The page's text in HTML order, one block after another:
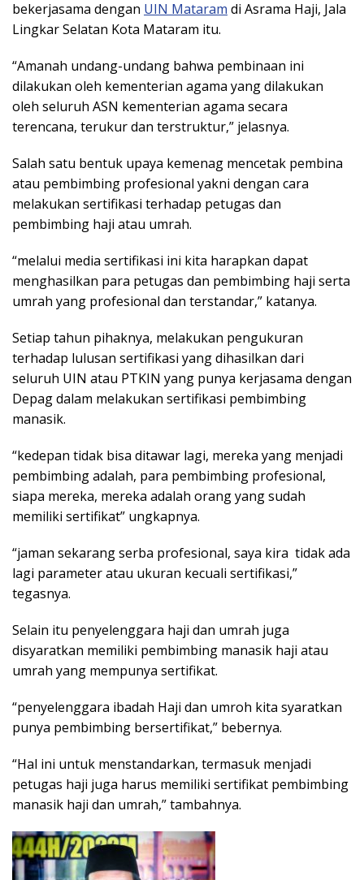
bekerjasama dengan UIN Mataram di Asrama Haji, Jala
Lingkar Selatan Kota Mataram itu.
“Amanah undang-undang bahwa pembinaan ini
dilakukan oleh kementerian agama yang dilakukan
oleh seluruh ASN kementerian agama secara
terencana, terukur dan terstruktur,” jelasnya.
Salah satu bentuk upaya kemenag mencetak pembina
atau pembimbing profesional yakni dengan cara
melakukan sertifikasi terhadap petugas dan
pembimbing haji atau umrah.
“melalui media sertifikasi ini kita harapkan dapat
menghasilkan para petugas dan pembimbing haji serta
umrah yang profesional dan terstandar,” katanya.
Setiap tahun pihaknya, melakukan pengukuran
terhadap lulusan sertifikasi yang dihasilkan dari
seluruh UIN atau PTKIN yang punya kerjasama dengan
Depag dalam melakukan sertifikasi pembimbing
manasik.
“kedepan tidak bisa ditawar lagi, mereka yang menjadi
pembimbing adalah, para pembimbing profesional,
siapa mereka, mereka adalah orang yang sudah
memiliki sertifikat” ungkapnya.
“jaman sekarang serba profesional, saya kira tidak ada
lagi parameter atau ukuran kecuali sertifikasi,”
tegasnya.
Selain itu penyelenggara haji dan umrah juga
disyaratkan memiliki pembimbing manasik haji atau
umrah yang mempunya sertifikat.
“penyelenggara ibadah Haji dan umroh kita syaratkan
punya pembimbing bersertifikat,” bebernya.
“Hal ini untuk menstandarkan, termasuk menjadi
petugas haji juga harus memiliki sertifikat pembimbing
manasik haji dan umrah,” tambahnya.